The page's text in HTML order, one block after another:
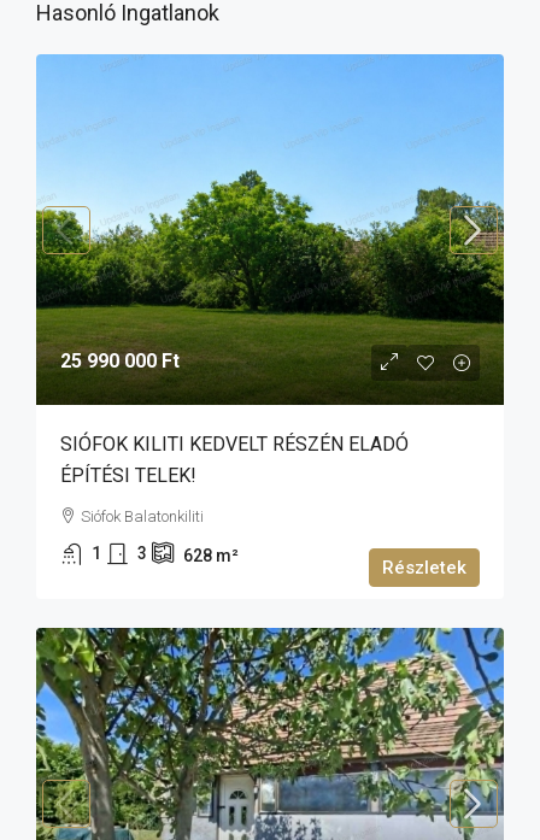
Hasonló Ingatlanok
25 990 000 Ft
SIÓFOK KILITI KEDVELT RÉSZÉN ELADÓ
ÉPÍTÉSI TELEK!
Siófok Balatonkiliti
1 3 628 m²
Részletek